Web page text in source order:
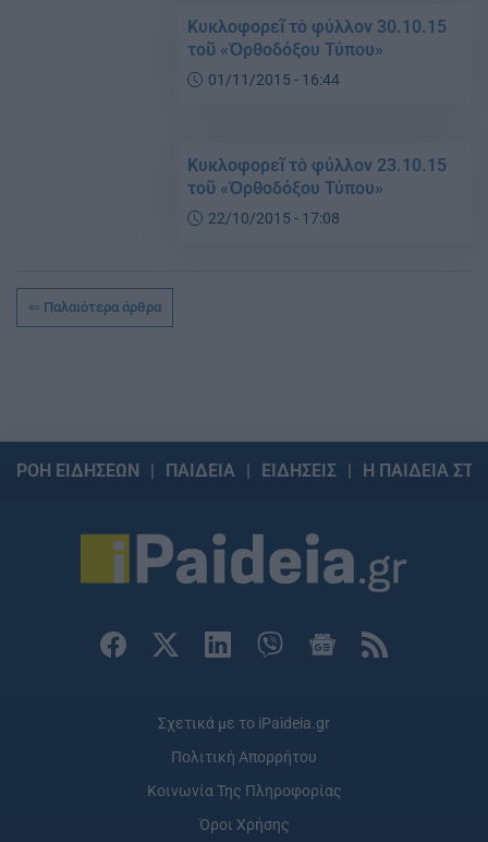
Κυκλοφορεῖ τὸ φύλλον 30.10.15
τοῦ «Ὀρθοδόξου Τύπου»
01/11/2015 - 16:44
Κυκλοφορεῖ τὸ φύλλον 23.10.15
τοῦ «Ὀρθοδόξου Τύπου»
22/10/2015 - 17:08
Παλαιότερα άρθρα
ΡΟΗ ΕΙΔΗΣΕΩΝ ΠΑΙΔΕΙΑ ΕΙΔΗΣΕΙΣ Η ΠΑΙΔΕΙΑ
Σχετικά με το iPaideia.gr
Πολιτική Απορρήτου
Κοινωνία Της Πληροφορίας
Όροι Χρήσης